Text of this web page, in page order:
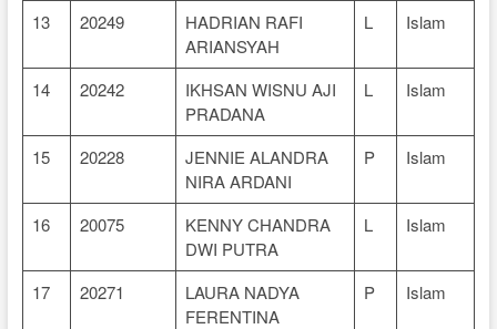
13 20249
HADRIAN RAFI
ARIANSYAH
L Islam
14 20242
IKHSAN WISNU AJI
PRADANA
L Islam
15 20228
JENNIE ALANDRA
NIRA ARDANI
P Islam
16 20075
KENNY CHANDRA
DWI PUTRA
L Islam
17 20271
LAURA NADYA
FERENTINA
P Islam